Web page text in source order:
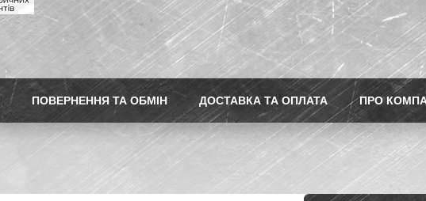
ПОВЕРНЕННЯ ТА ОБМІН ДОСТАВКА ТА ОПЛАТА ПРО